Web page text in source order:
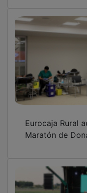
Eurocaja Rural
'Desafío 2026'
convivencia y